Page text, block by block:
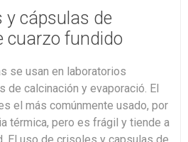
y cápsulas de
cuarzo fundido
se usan en laboratorios
de calcinación y evaporació. El
el más comúnmente usado, por
térmica, pero es frágil y tiende a